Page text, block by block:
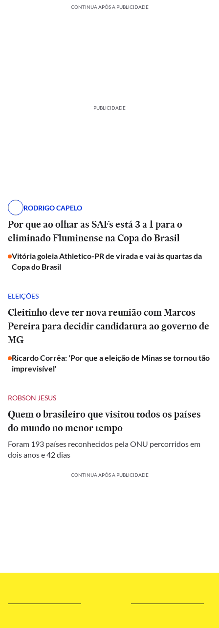
CONTINUA APÓS A PUBLICIDADE
PUBLICIDADE
RODRIGO CAPELO
Por que ao olhar as SAFs está 3 a 1 para o
eliminado Fluminense na Copa do Brasil
Vitória goleia Athletico-PR de virada e vai às quartas da
Copa do Brasil
ELEIÇÕES
Cleitinho deve ter nova reunião com Marcos
Pereira para decidir candidatura ao governo de
MG
Ricardo Corrêa: 'Por que a eleição de Minas se tornou tão
imprevisível'
ROBSON JESUS
Quem o brasileiro que visitou todos os países
do mundo no menor tempo
Foram 193 países reconhecidos pela ONU percorridos em
dois anos e 42 dias
CONTINUA APÓS A PUBLICIDADE